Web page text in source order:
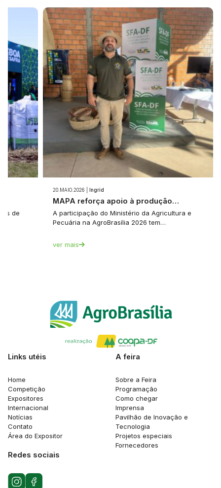
de
20.MAIO.2026 | Ingrid
MAPA reforça apoio à produção…
A participação do Ministério da Agricultura e
Pecuária na AgroBrasília 2026 tem…
ver mais
Links utéis
Home
Competição
Expositores
Internacional
Notícias
Contato
Área do Expositor
A feira
Sobre a Feira
Programação
Como chegar
Imprensa
Pavilhão de Inovação e
Tecnologia
Projetos especiais
Fornecedores
Redes sociais